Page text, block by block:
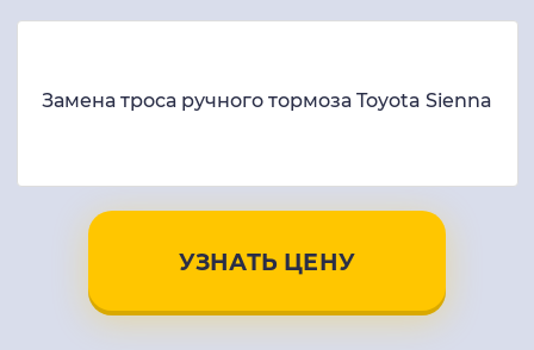
Замена троса ручного тормоза Toyota Sienna
УЗНАТЬ ЦЕНУ